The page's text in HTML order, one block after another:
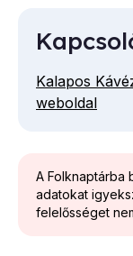
A Folknaptárba
adatokat
felelősséget
Kalapos
weboldal